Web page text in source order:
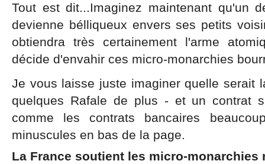
Tout est dit...Imaginez maintenant qu'un
devienne bélliqueux envers ses petits
obtiendra très certainement l'arme
décide d'envahir ces micro-monarchies
Je vous laisse juste imaginer quelle serait
quelques Rafale de plus - et un contrat
comme les contrats bancaires
minuscules en bas de la page.
La France soutient les micro-monarchies